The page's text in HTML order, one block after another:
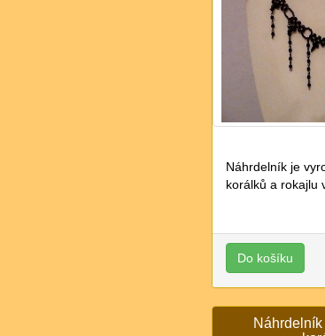
Náhrdelník je
korálků a rokajlu